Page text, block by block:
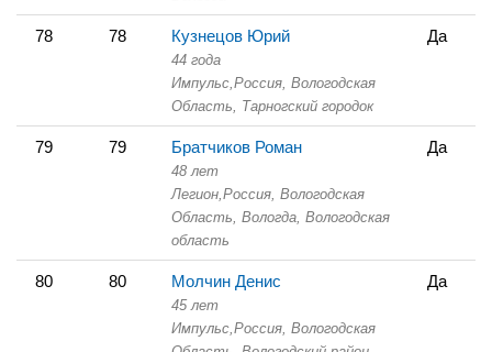
78 78 Кузнецов Юрий
44 года
Импульс, Россия, Вологодская
Область,
Тарногский городок
Да
79 79 Братчиков Роман
48 лет
Легион, Россия, Вологодская
Область, Вологда, Вологодская
область
Да
80 80 Молчин Денис
45 лет
Импульс, Россия, Вологодская
Да